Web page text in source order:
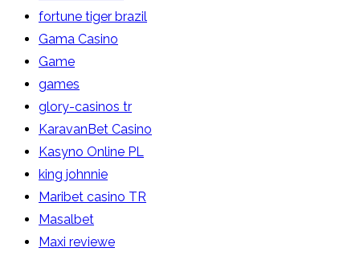
fortune tiger brazil
Gama Casino
Game
games
glory-casinos tr
KaravanBet Casino
Kasyno Online PL
king johnnie
Maribet casino TR
Masalbet
Maxi reviewe